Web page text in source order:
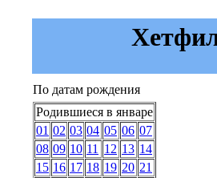
По датам рождения
Родившиеся в январе
01 02 03 04 05 06 07
08 09 10 11 12 13 14
15 16 17 18 19 20 21